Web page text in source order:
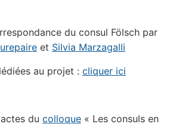
du consul Fölsch par
et Silvia Marzagalli
au projet : cliquer ici
du colloque« Les consuls en